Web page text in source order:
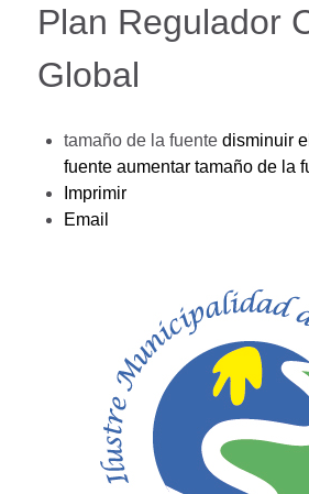
Plan Regulador
Global
tamaño de la fuente disminuir
fuente aumentar tamaño de la
Imprimir
Email